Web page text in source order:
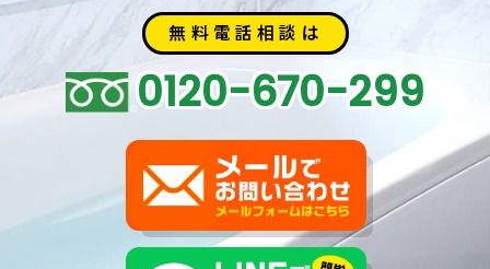
無料電話相談は
0120-670-299